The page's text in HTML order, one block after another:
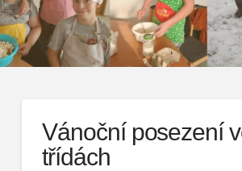
Vánoční posezení
třídách